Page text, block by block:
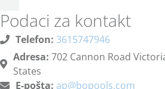
Podaci za kontakt
Telefon: 3615747946
Adresa: 702 Cannon Road
States
E-pošta: ap@bopools.com